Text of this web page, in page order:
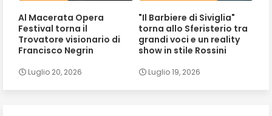
Al Macerata Opera
Festival torna il
Trovatore visionario di
Francisco Negrin
Luglio 20, 2026
"Il Barbiere di Siviglia"
torna allo Sferisterio tra
grandi voci e un reality
show in stile Rossini
Luglio 19, 2026